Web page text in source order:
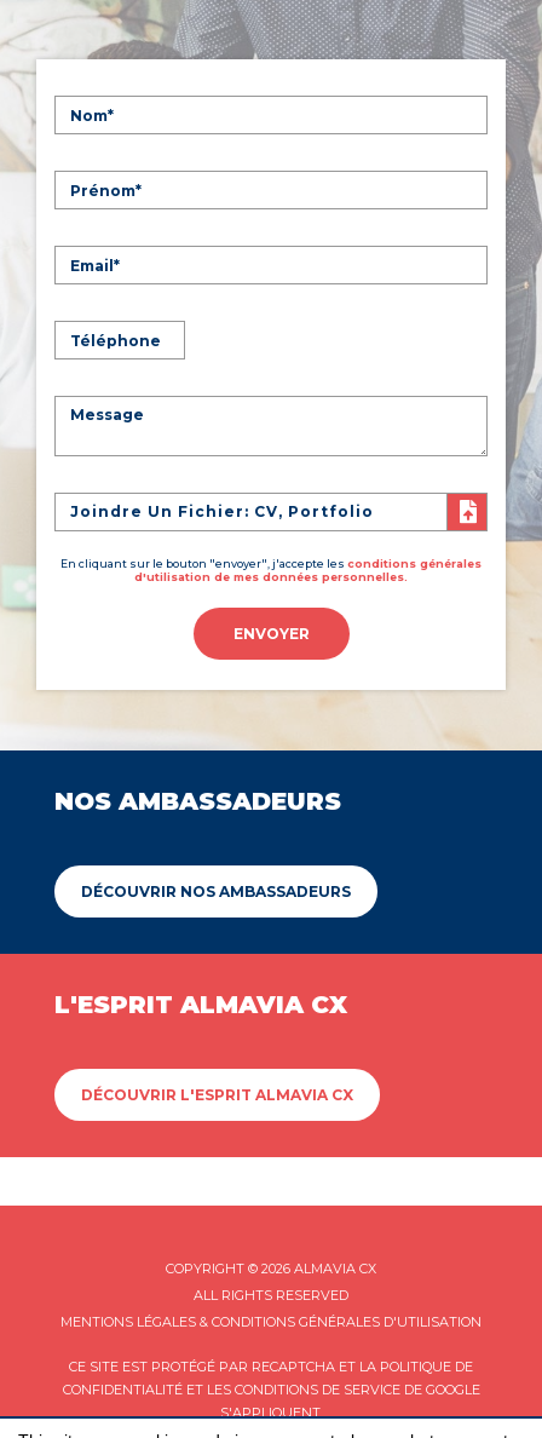
Joindre Un Fichier: CV, Portfolio
En cliquant sur le bouton "envoyer", j'accepte les conditions générales
d'utilisation de mes données personnelles.
ENVOYER
NOS AMBASSADEURS
DÉCOUVRIR NOS AMBASSADEURS
L'ESPRIT ALMAVIA CX
DÉCOUVRIR L'ESPRIT ALMAVIA CX
COPYRIGHT © 2026 ALMAVIA CX
ALL RIGHTS RESERVED
MENTIONS LÉGALES & CONDITIONS GÉNÉRALES D'UTILISATION
CE SITE EST PROTÉGÉ PAR RECAPTCHA ET LA POLITIQUE DE
CONFIDENTIALITÉET LES CONDITIONS DE SERVICEDE GOOGLE
S'APPLIQUENT.